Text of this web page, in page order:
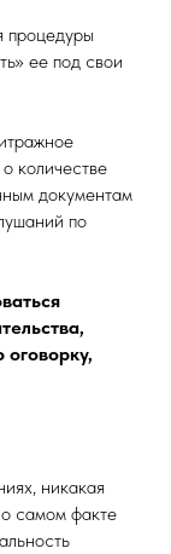
процедуры
ее под свои
количестве
документам
по
никакая
самом факте